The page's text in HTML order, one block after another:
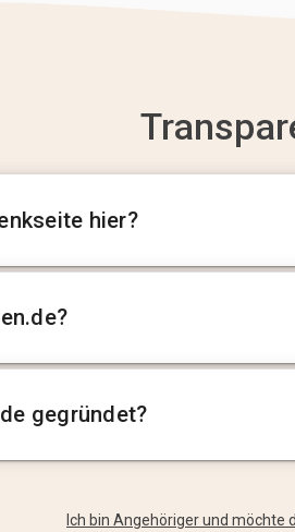
hier?
gegründet?
Ich bin Angehöriger und möchte